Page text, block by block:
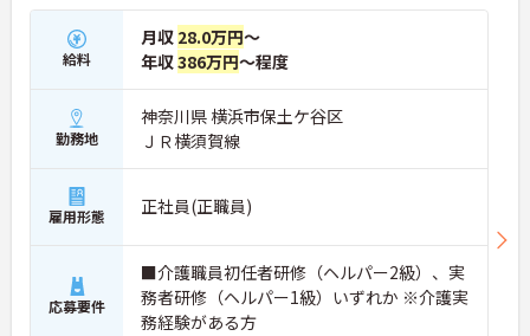
・昇格実績もあり頑張りがしっかり評価される風通
しの良い環境です
【最新設備による負担軽減と働きやすさ】
・最新の見守りシステム導入により夜勤時の巡視の
手間を大きく軽減しています
・機器の導入にあたっては誰でも使いこなせるよう
丁寧な指導を実施しています
【生活を支える充実の福利厚生】
・1食300円で施設と同じ食事が食べられる食事補助
制度を利用できます ・徒歩や自転車の通勤手当も用
意しています
給料
月収 28.0万円～
年収386万円～程度
勤務地
神奈川県 横浜市保土ケ谷区
ＪＲ横須賀線
雇用形態 正社員(正職員)
応募要件
■介護職員初任者研修（ヘルパー2級）、実
務者研修（ヘルパー1級）いずれか ※介護実
務経験がある方